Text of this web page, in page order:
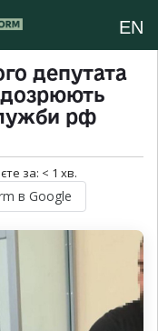
EN
депутата
рф
за: < 1 хв.
в Google